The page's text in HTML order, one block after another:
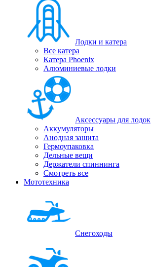
Лодки и катера
Все катера
Катера Phoenix
Алюминиевые лодки
Аксессуары для лодок
Аккумуляторы
Анодная защита
Гермоупаковка
Дельные вещи
Держатели спиннинга
Смотреть все
Мототехника
Снегоходы